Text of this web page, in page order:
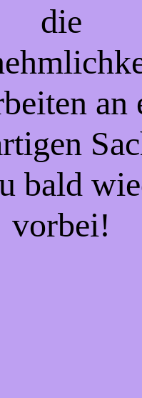
die
an
bald
vorbei!